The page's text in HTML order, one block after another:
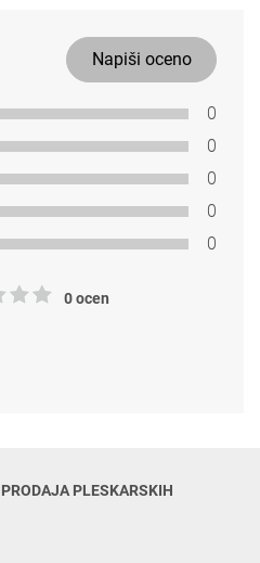
Napiši oceno
0
0
0
0
0
0 ocen
PLESKARSKIH